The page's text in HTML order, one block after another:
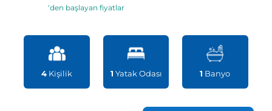
‘den başlayan fiyatlar
4 Kişilik 1 Yatak Odası 1 Banyo